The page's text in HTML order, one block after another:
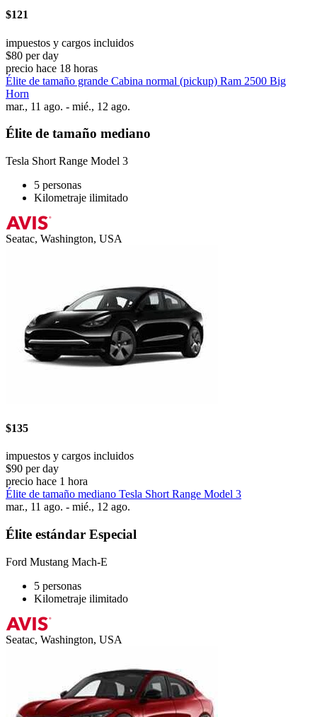
$121
impuestos y cargos incluidos
$80 per day
precio hace 18 horas
Élite de tamaño grande Cabina normal (pickup) Ram 2500 Big
Horn
mar., 11 ago. - mié., 12 ago.
Élite de tamaño mediano
Tesla Short Range Model 3
5 personas
Kilometraje ilimitado
Seatac, Washington, USA
$135
impuestos y cargos incluidos
$90 per day
precio hace 1 hora
Élite de tamaño mediano Tesla Short Range Model 3
mar., 11 ago. - mié., 12 ago.
Élite estándar Especial
Ford Mustang Mach-E
5 personas
Kilometraje ilimitado
Seatac, Washington, USA